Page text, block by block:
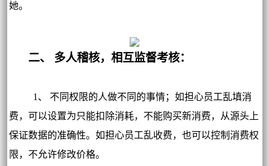
她。
二、 多人稽核，相互监督考核：
1、 不同权限的人做不同的事情；如担心员工乱填消
费，可以设置为只能扣除消耗，不能购买新消费，从源头上
保证数据的准确性。如担心员工乱收费，也可以控制消费权
限，不允许修改价格。